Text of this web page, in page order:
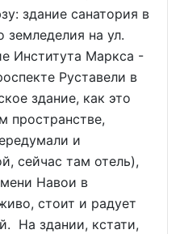
здание санатория в
на ул.
Института Маркса -
Руставели в
здание, как это
пространстве,
и
сейчас там отель),
Навои в
стоит и радует
На здании, кстати,